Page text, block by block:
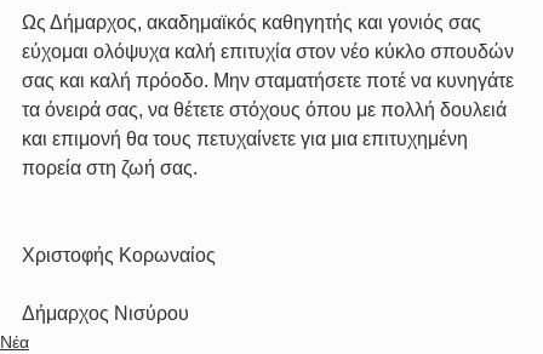
Ως Δήμαρχος, ακαδημαϊκός καθηγητής και γονιός σας
εύχομαι ολόψυχα καλή επιτυχία στον νέο κύκλο σπουδών
σας και καλή πρόοδο. Μην σταματήσετε ποτέ να κυνηγάτε
τα όνειρά σας, να θέτετε στόχους όπου με πολλή δουλειά
και επιμονή θα τους πετυχαίνετε για μια επιτυχημένη
πορεία στη ζωή σας.
Χριστοφής Κορωναίος
Δήμαρχος Νισύρου
Νέα